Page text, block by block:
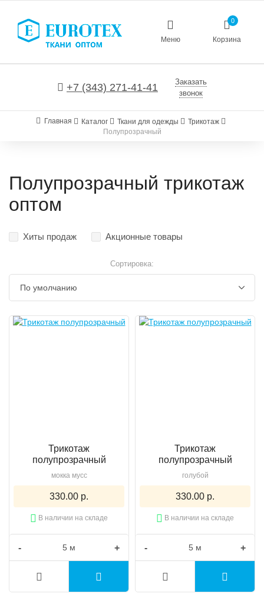
Меню
0
Корзина
+7 (343) 271-41-41
Заказать
звонок
Главная Каталог Ткани для одежды
Трикотаж
Полупрозрачный
Полупрозрачный трикотаж
оптом
Хиты продаж Акционные товары
Сортировка:
Трикотаж
полупрозрачный
мокка мусс
330.00 р.
В наличии на складе
- +
Трикотаж
полупрозрачный
голубой
330.00 р.
В наличии на складе
- +